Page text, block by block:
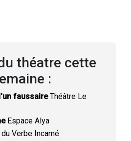
théatre cette
:
faussaireThéâtre Le
Espace Alya
Verbe Incarné